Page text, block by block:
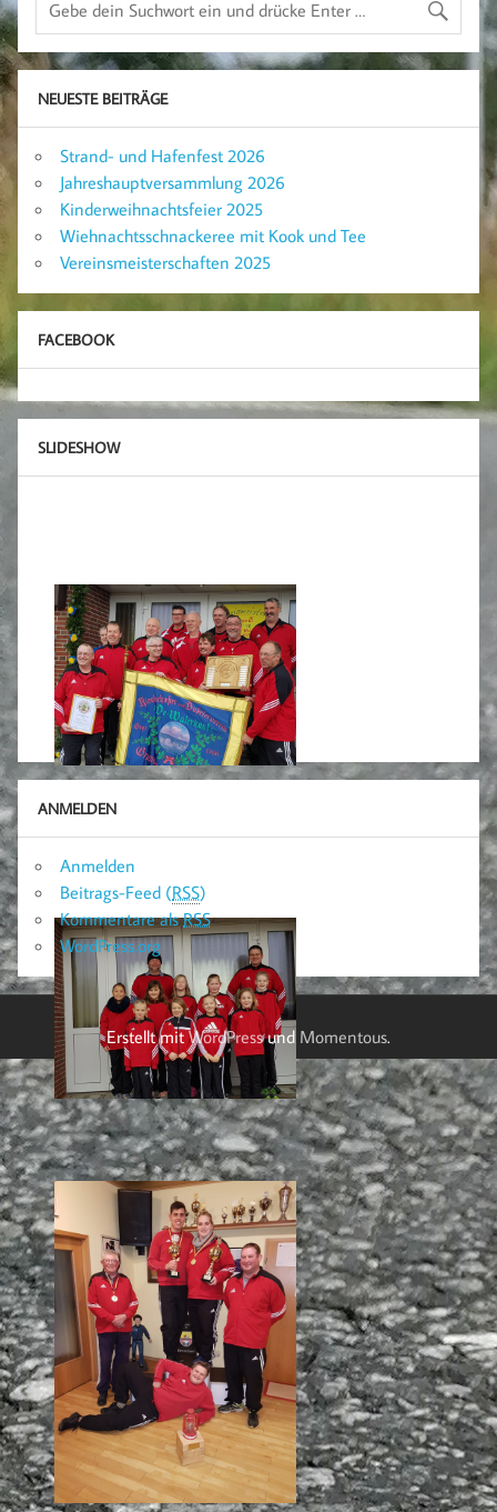
NEUESTE BEITRÄGE
Strand- und Hafenfest 2026
Jahreshauptversammlung 2026
Kinderweihnachtsfeier 2025
Wiehnachtsschnackeree mit Kook und Tee
Vereinsmeisterschaften 2025
FACEBOOK
SLIDESHOW
ANMELDEN
Anmelden
Beitrags-Feed (RSS)
Kommentare alsRSS
WordPress.org
Erstellt mitWordPressund Momentous.